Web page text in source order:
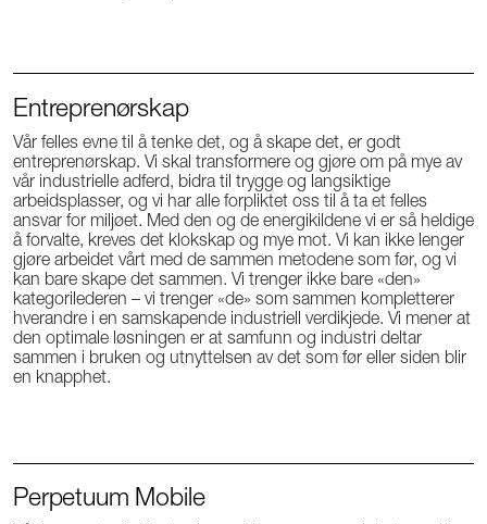
Entreprenørskap
Vår felles evne til å tenke det, og å skape det, er godt
entreprenørskap. Vi skal transformere og gjøre om på mye av
vår industrielle adferd, bidra til trygge og langsiktige
arbeidsplasser, og vi har alle forpliktet oss til å ta et felles
ansvar for miljøet. Med den og de energikildene vi er så heldige
å forvalte, kreves det klokskap og mye mot. Vi kan ikke lenger
gjøre arbeidet vårt med de sammen metodene som før, og vi
kan bare skape det sammen. Vi trenger ikke bare «den»
kategorilederen – vi trenger «de» som sammen kompletterer
hverandre i en samskapende industriell verdikjede. Vi mener at
den optimale løsningen er at samfunn og industri deltar
sammen i bruken og utnyttelsen av det som før eller siden blir
en knapphet.
Perpetuum Mobile